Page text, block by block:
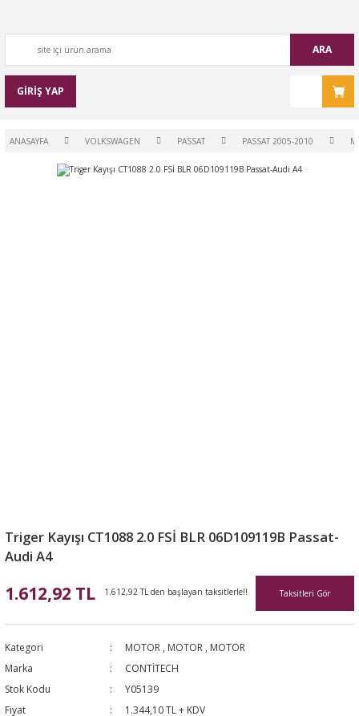
ARA
GİRİŞ YAP
ANASAYFA VOLKSWAGEN PASSAT PASSAT 2005-2010
Triger Kayışı CT1088 2.0 FSİ BLR 06D109119B Passat-
Audi A4
1.612,92 TL 1.612,92 TL den başlayan taksitlerle!! Taksitleri Gör
Kategori MOTOR , MOTOR , MOTOR
Marka
CONTİTECH
Stok Kodu
Y05139
Fiyat
1.344,10 TL + KDV